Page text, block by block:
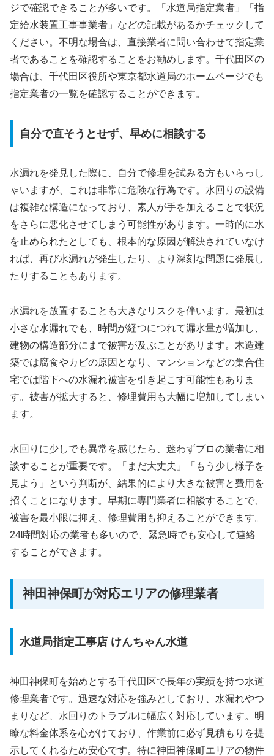
ジで確認できることが多いです。「水道局指定業者」「指
定給水装置工事事業者」などの記載があるかチェックして
ください。不明な場合は、直接業者に問い合わせて指定業
者であることを確認することをお勧めします。千代田区の
場合は、千代田区役所や東京都水道局のホームページでも
指定業者の一覧を確認することができます。
自分で直そうとせず、早めに相談する
水漏れを発見した際に、自分で修理を試みる方もいらっし
ゃいますが、これは非常に危険な行為です。水回りの設備
は複雑な構造になっており、素人が手を加えることで状況
をさらに悪化させてしまう可能性があります。一時的に水
を止められたとしても、根本的な原因が解決されていなけ
れば、再び水漏れが発生したり、より深刻な問題に発展し
たりすることもあります。
水漏れを放置することも大きなリスクを伴います。最初は
小さな水漏れでも、時間が経つにつれて漏水量が増加し、
建物の構造部分にまで被害が及ぶことがあります。木造建
築では腐食やカビの原因となり、マンションなどの集合住
宅では階下への水漏れ被害を引き起こす可能性もありま
す。被害が拡大すると、修理費用も大幅に増加してしまい
ます。
水回りに少しでも異常を感じたら、迷わずプロの業者に相
談することが重要です。「まだ大丈夫」「もう少し様子を
見よう」という判断が、結果的により大きな被害と費用を
招くことになります。早期に専門業者に相談することで、
被害を最小限に抑え、修理費用も抑えることができます。
24時間対応の業者も多いので、緊急時でも安心して連絡
することができます。
神田神保町が対応エリアの修理業者
水道局指定工事店 けんちゃん水道
神田神保町を始めとする千代田区で長年の実績を持つ水道
修理業者です。迅速な対応を強みとしており、水漏れやつ
まりなど、水回りのトラブルに幅広く対応しています。明
瞭な料金体系を心がけており、作業前に必ず見積もりを提
示してくれるため安心です。特に神田神保町エリアの物件